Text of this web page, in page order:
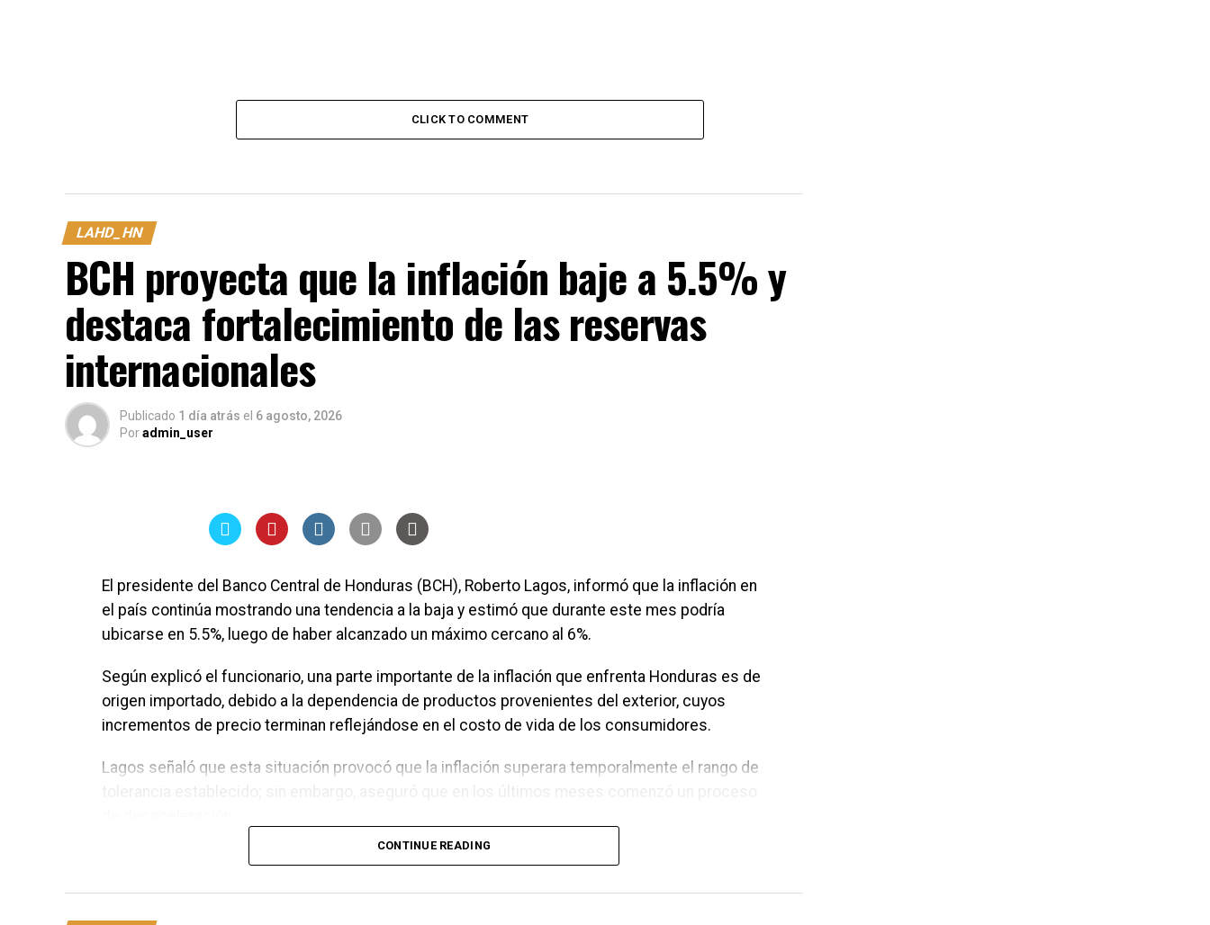
CLICK TO COMMENT
LAHD_HN
BCH proyecta que la inflación baje a 5.5% y
destaca fortalecimiento de las reservas
internacionales
Publicado 1 día atrás el 6 agosto, 2026
Poradmin_user
El presidente del Banco Central de Honduras (BCH), Roberto Lagos, informó que la inflación en
el país continúa mostrando una tendencia a la baja y estimó que durante este mes podría
ubicarse en 5.5%, luego de haber alcanzado un máximo cercano al 6%.
Según explicó el funcionario, una parte importante de la inflación que enfrenta Honduras es de
origen importado, debido a la dependencia de productos provenientes del exterior, cuyos
incrementos de precio terminan reflejándose en el costo de vida de los consumidores.
Lagos señaló que esta situación provocó que la inflación superara temporalmente el rango de
“Subió hasta una tasa de 6%. Ahora lo que vimos a junio es que empezó a converger a 5.8% y
CONTINUE READING